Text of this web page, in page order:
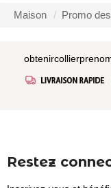
Maison Promo
Restez